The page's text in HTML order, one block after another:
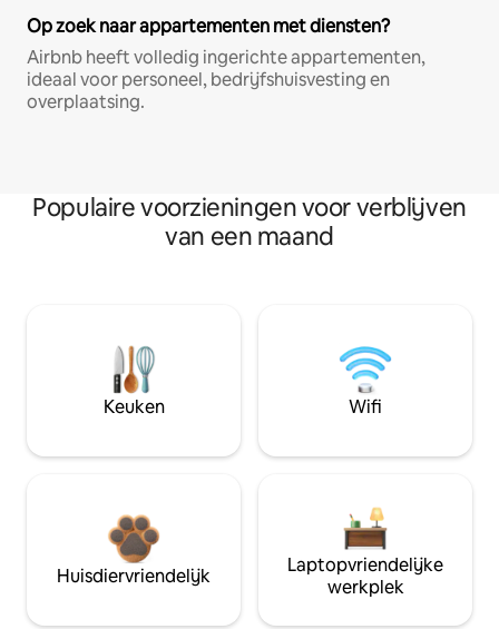
Op zoek naar appartementen met diensten?
Airbnb heeft volledig ingerichte appartementen,
ideaal voor personeel, bedrijfshuisvesting en
overplaatsing.
Populaire voorzieningen voor verblijven
van een maand
Keuken Wifi
Huisdiervriendelijk
Laptopvriendelijke
werkplek